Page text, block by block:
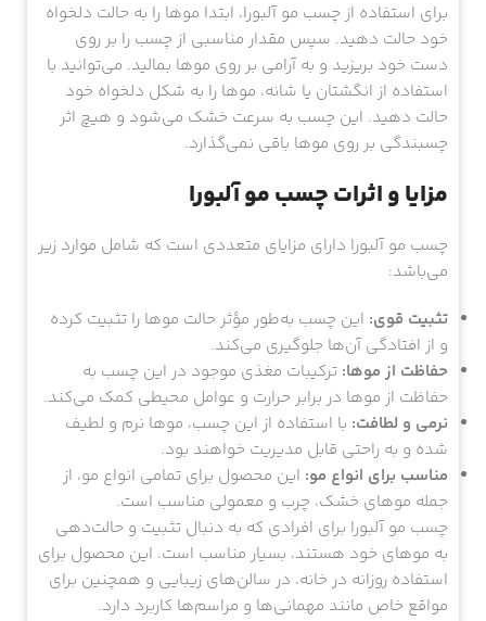
برای استفاده از چسب مو آلبورا، ابتدا موها را به حالت دلخواه
خود حالت دهید. سپس مقدار مناسبی از چسب را بر روی
دست خود بریزید و به آرامی بر روی موها بمالید. می‌توانید با
استفاده از انگشتان یا شانه، موها را به شکل دلخواه خود
حالت دهید. این چسب به سرعت خشک می‌شود و هیچ اثر
چسبندگی بر روی موها باقی نمی‌گذارد.
مزایا و اثرات چسب مو آلبورا
چسب مو آلبورا دارای مزایای متعددی است که شامل موارد زیر
می‌باشد:
تثبیت قوی: این چسب به‌طور مؤثر حالت موها را تثبیت کرده
و از افتادگی آن‌ها جلوگیری می‌کند.
حفاظت از موها: ترکیبات مغذی موجود در این چسب به
حفاظت از موها در برابر حرارت و عوامل محیطی کمک می‌کند.
نرمی و لطافت: با استفاده از این چسب، موها نرم و لطیف
شده و به راحتی قابل مدیریت خواهند بود.
مناسب برای انواع مو: این محصول برای تمامی انواع مو، از
جمله موهای خشک، چرب و معمولی مناسب است.
چسب مو آلبورا برای افرادی که به دنبال تثبیت و حالت‌دهی
به موهای خود هستند، بسیار مناسب است. این محصول برای
استفاده روزانه در خانه، در سالن‌های زیبایی و همچنین برای
مواقع خاص مانند مهمانی‌ها و مراسم‌ها کاربرد دارد.